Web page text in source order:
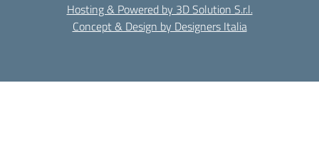
Hosting & Powered by 3D Solution S.r.l.
Concept & Design by Designers Italia